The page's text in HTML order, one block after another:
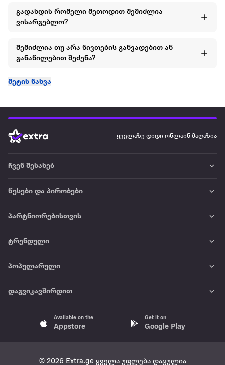
გადახდის რომელი მეთოდით შემიძლია
ვისარგებლო?
შემიძლია თუ არა ნივთების განვადებით ან
განაწილებით შეძენა?
მეტის ნახვა
ყველაზე დიდი ონლაინ მაღაზია
ჩვენ შესახებ
წესები და პირობები
პარტნიორებისთვის
ტრენდული
პოპულარული
დაგვიკავშირდით
Available on the
Appstore
Get it on
Google Play
© 2026 Extra.ge ყველა უფლება დაცულია